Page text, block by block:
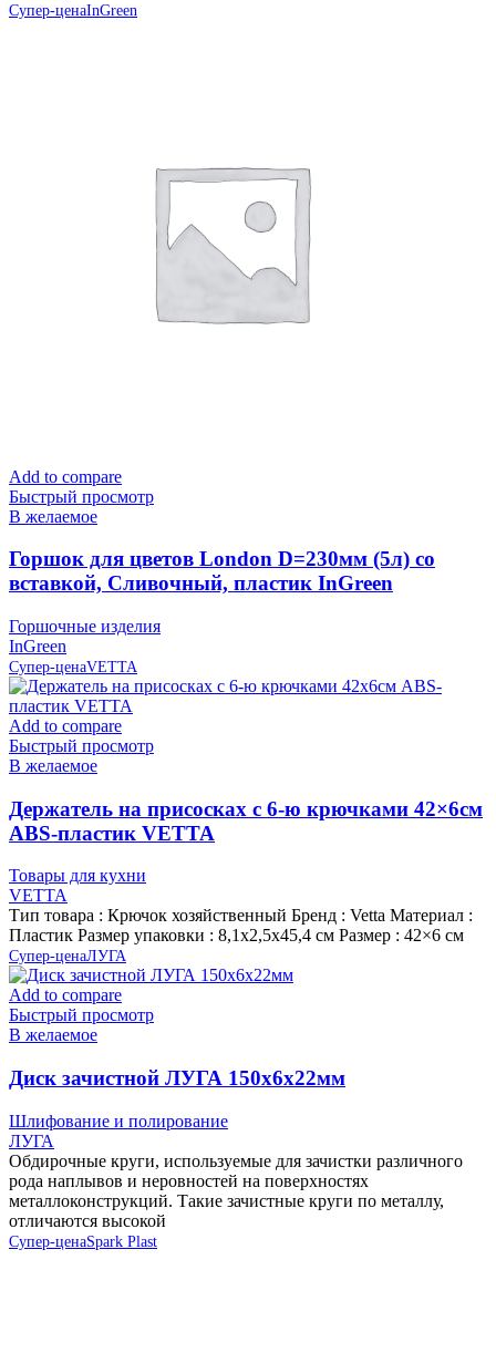
Супер-ценаInGreen
Add to compare
Быстрый просмотр
В желаемое
Горшок для цветов London D=230мм (5л) со
вставкой, Сливочный, пластик InGreen
Горшочные изделия
InGreen
Супер-ценаVETTA
Add to compare
Быстрый просмотр
В желаемое
Держатель на присосках с 6-ю крючками 42×6см
ABS-пластик VETTA
Товары для кухни
VETTA
Тип товара : Крючок хозяйственный Бренд : Vetta Материал :
Пластик Размер упаковки : 8,1х2,5х45,4 см Размер : 42×6 см
Супер-ценаЛУГА
Add to compare
Быстрый просмотр
В желаемое
Диск зачистной ЛУГА 150х6х22мм
Шлифование и полирование
ЛУГА
Обдирочные круги, используемые для зачистки различного
рода наплывов и неровностей на поверхностях
металлоконструкций. Такие зачистные круги по металлу,
отличаются высокой
Супер-ценаSpark Plast